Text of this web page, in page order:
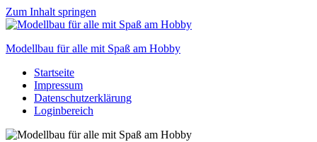
Zum Inhalt springen
Modellbau für alle mit Spaß am Hobby
Scale
modelling
to
Startseite
Impressum
Datenschutzerklärung
Loginbereich